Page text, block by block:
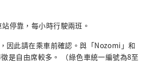
停靠，每小時行駛兩班。
因此請在乘車前確認。與「Nozomi」和
是自由席較多。 （綠色車統一編號為8至